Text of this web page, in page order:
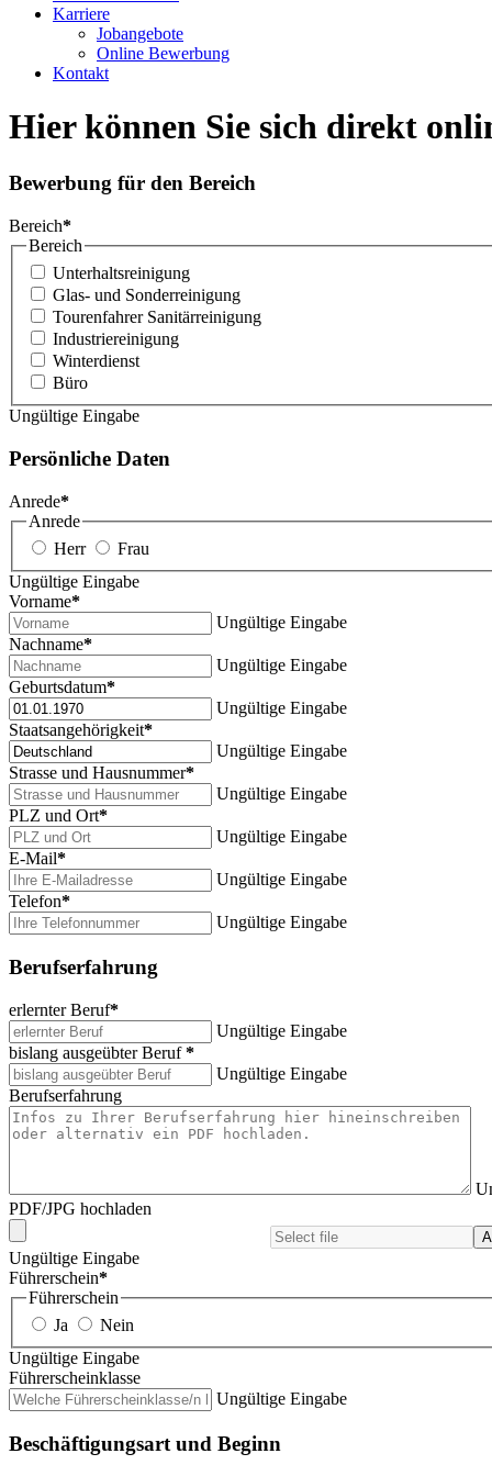
Karriere
Jobangebote
Online Bewerbung
Kontakt
Hier können Sie sich direkt
Bewerbung für den Bereich
Bereich*
Bereich
Unterhaltsreinigung
Glas- und Sonderreinigung
Tourenfahrer Sanitärreinigung
Industriereinigung
Winterdienst
Büro
Ungültige Eingabe
Persönliche Daten
Anrede*
Anrede
Herr
Frau
Ungültige Eingabe
Vorname*
Ungültige Eingabe
Nachname*
Ungültige Eingabe
Geburtsdatum*
Ungültige Eingabe
Staatsangehörigkeit*
Ungültige Eingabe
Strasse und Hausnummer*
Ungültige Eingabe
PLZ und Ort*
Ungültige Eingabe
E-Mail*
Ungültige Eingabe
Telefon*
Ungültige Eingabe
Berufserfahrung
erlernter Beruf*
Ungültige Eingabe
bislang ausgeübter Beruf*
Ungültige Eingabe
Berufserfahrung
PDF/JPG hochladen
Ungültige Eingabe
Führerschein*
Führerschein
Ja
Nein
Ungültige Eingabe
Führerscheinklasse
Ungültige Eingabe
Beschäftigungsart und Beginn